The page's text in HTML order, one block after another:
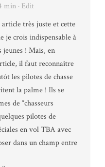
min · Edit
très juste et cette
je crois indispensable à
jeunes ! Mais, en
il faut reconnaître
les pilotes de chasse
la palme ! Ils se
de “chasseurs
pilotes de
en vol TBA avec
dans un champ entre